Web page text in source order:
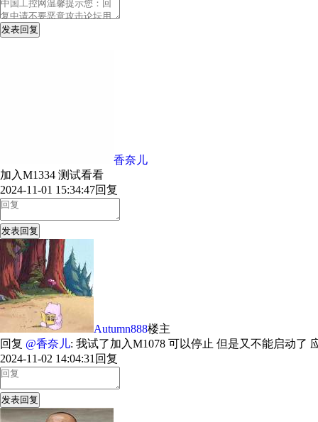
发表回复
香奈儿
加入M1334 测试看看
2024-11-01 15:34:47回复
发表回复
Autumn888楼主
回复 @香奈儿: 我试了加入M1078 可以停止 但是又不能启动了
2024-11-02 14:04:31 回复
发表回复